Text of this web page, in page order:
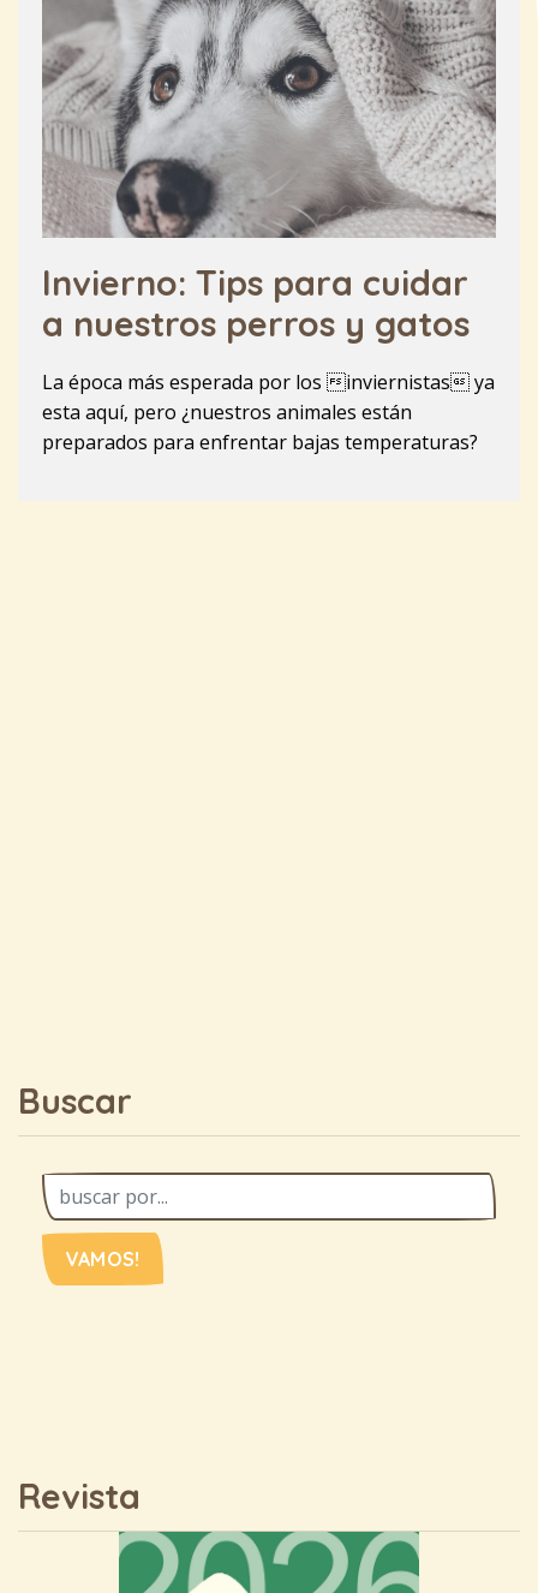
Invierno: Tips para cuidar
a nuestros perros y gatos
La época más esperada por los inviernistas ya
esta aquí, pero ¿nuestros animales están
preparados para enfrentar bajas temperaturas?
Buscar
VAMOS!
Revista